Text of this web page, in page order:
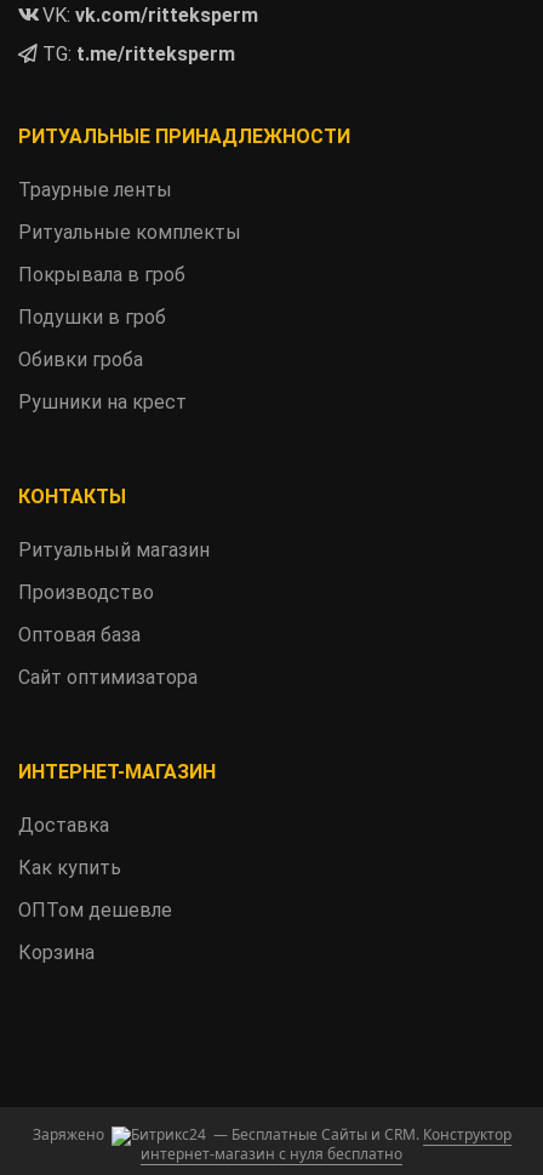
VK: vk.com/ritteksperm
TG: t.me/ritteksperm
РИТУАЛЬНЫЕ ПРИНАДЛЕЖНОСТИ
Траурные ленты
Ритуальные комплекты
Покрывала в гроб
Подушки в гроб
Обивки гроба
Рушники на крест
КОНТАКТЫ
Ритуальный магазин
Производство
Оптовая база
Сайт оптимизатора
ИНТЕРНЕТ-МАГАЗИН
Доставка
Как купить
ОПТом дешевле
Корзина
Заряжено — Бесплатные Сайты и CRM. Конструктор
интернет-магазин с нуля бесплатно